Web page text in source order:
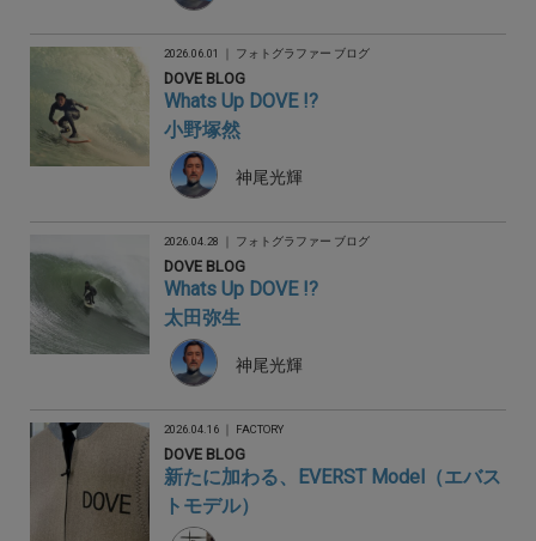
2026.06.01 ｜ フォトグラファー ブログ
DOVE BLOG
Whats Up DOVE !?
小野塚然
神尾光輝
2026.04.28 ｜ フォトグラファー ブログ
DOVE BLOG
Whats Up DOVE !?
太田弥生
神尾光輝
2026.04.16 ｜ FACTORY
DOVE BLOG
新たに加わる、EVERST Model（エバス
トモデル）